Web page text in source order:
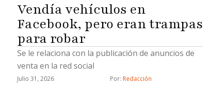
Vendía vehículos en
Facebook, pero eran trampas
para robar
Se le relaciona con la publicación de anuncios de
venta en la red social
Julio 31, 2026 Por: Redacción